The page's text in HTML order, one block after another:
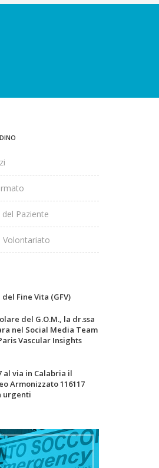
Paziente
Volontariato
Fine Vita (GFV)
del G.O.M., la dr.ssa
nel Social Media Team
Vascular Insights
al via in Calabria il
Armonizzato 116117
urgenti